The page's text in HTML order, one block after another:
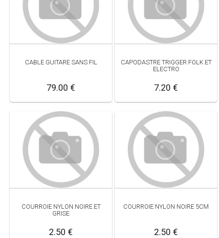
CABLE GUITARE SANS FIL
79.00 €
CAPODASTRE TRIGGER FOLK ET
ELECTRO
7.20 €
COURROIE NYLON NOIRE ET
GRISE
2.50 €
COURROIE NYLON NOIRE 5CM
2.50 €